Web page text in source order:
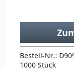
Bestell-Nr.:
1000 Stück